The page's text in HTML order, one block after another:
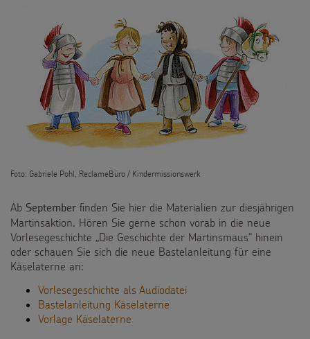
Vereine und Initiativen
Sternsingerspenden gezielt einsetzen
Testamentsspende
FAQ Spenden
Foto: Gabriele Pohl, ReclameBüro / Kindermissionswerk
Ab September finden Sie hier die Materialien zur diesjährigen
Martinsaktion. Hören Sie gerne schon vorab in die neue
Vorlesegeschichte „Die Geschichte der Martinsmaus“ hinein
oder schauen Sie sich die neue Bastelanleitung für eine
Käselaterne an:
Vorlesegeschichte als Audiodatei
Bastelanleitung Käselaterne
Vorlage Käselaterne